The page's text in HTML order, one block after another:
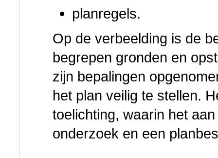
planregels.
Op de verbeelding is de
begrepen gronden en
zijn bepalingen
het plan veilig te stellen.
toelichting, waarin het
onderzoek en een